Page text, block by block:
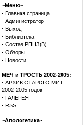
~Меню~
· Главная страница
· Администратор
· Выход
· Библиотека
· Состав РПЦЗ(В)
· Обзоры
· Новости
МЕЧ и ТРОСТЬ 2002-2005:
· АРХИВ СТАРОГО МИТ
2002-2005 годов
· ГАЛЕРЕЯ
· RSS
~Апологетика~